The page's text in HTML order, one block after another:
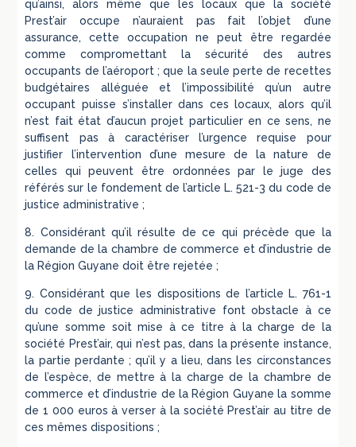
qu’ainsi, alors même que les locaux que la société
Prest’air occupe n’auraient pas fait l’objet d’une
assurance, cette occupation ne peut être regardée
comme compromettant la sécurité des autres
occupants de l’aéroport ; que la seule perte de recettes
budgétaires alléguée et l’impossibilité qu’un autre
occupant puisse s’installer dans ces locaux, alors qu’il
n’est fait état d’aucun projet particulier en ce sens, ne
suffisent pas à caractériser l’urgence requise pour
justifier l’intervention d’une mesure de la nature de
celles qui peuvent être ordonnées par le juge des
référés sur le fondement de l’article L. 521-3 du code de
justice administrative ;
8. Considérant qu’il résulte de ce qui précède que la
demande de la chambre de commerce et d’industrie de
la Région Guyane doit être rejetée ;
9. Considérant que les dispositions de l’article L. 761-1
du code de justice administrative font obstacle à ce
qu’une somme soit mise à ce titre à la charge de la
société Prest’air, qui n’est pas, dans la présente instance,
la partie perdante ; qu’il y a lieu, dans les circonstances
de l’espèce, de mettre à la charge de la chambre de
commerce et d’industrie de la Région Guyane la somme
de 1 000 euros à verser à la société Prest’air au titre de
ces mêmes dispositions ;